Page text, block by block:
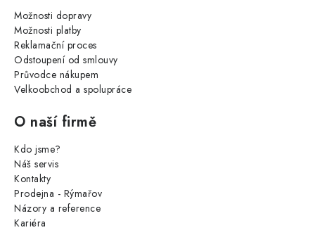
Možnosti dopravy
Možnosti platby
Reklamační proces
Odstoupení od smlouvy
Průvodce nákupem
Velkoobchod a spolupráce
O naší firmě
Kdo jsme?
Náš servis
Kontakty
Prodejna - Rýmařov
Názory a reference
Kariéra